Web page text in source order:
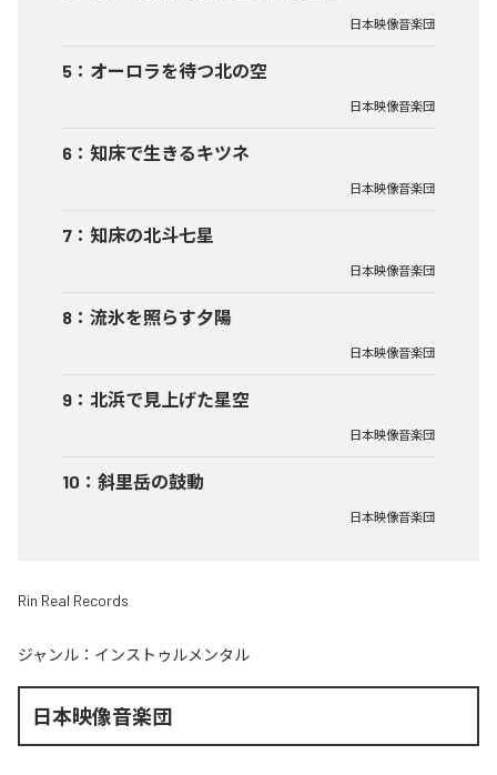
日本映像音楽団
5 ： オーロラを待つ北の空
日本映像音楽団
6 ： 知床で生きるキツネ
日本映像音楽団
7 ： 知床の北斗七星
日本映像音楽団
8 ： 流氷を照らす夕陽
日本映像音楽団
9 ： 北浜で見上げた星空
日本映像音楽団
10 ： 斜里岳の鼓動
日本映像音楽団
Rin Real Records
ジャンル： インストゥルメンタル
日本映像音楽団